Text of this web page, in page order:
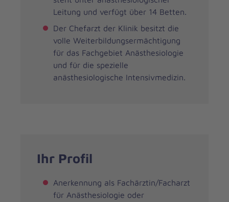
Leitung und verfügt über 14 Betten.
Der Chefarzt der Klinik besitzt die
volle Weiterbildungsermächtigung
für das Fachgebiet Anästhesiologie
und für die spezielle
anästhesiologische Intensivmedizin.
Ihr Profil
Anerkennung als Fachärztin/Facharzt
für Anästhesiologie oder